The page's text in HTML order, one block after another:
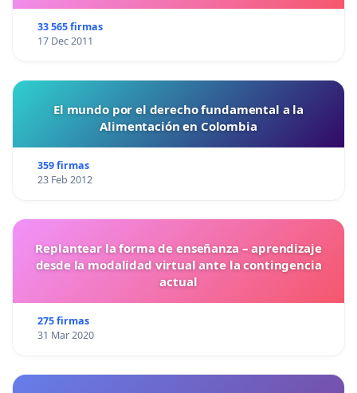
33 565 firmas
17 Dec 2011
El mundo por el derecho fundamental a la
Alimentación en Colombia
359 firmas
23 Feb 2012
Replantear la forma de enseñanza – aprendizaje
desde la modalidad virtual ante la contingencia
actual
275 firmas
31 Mar 2020